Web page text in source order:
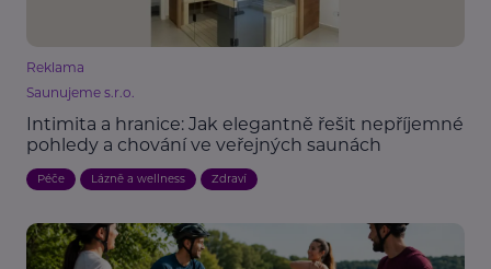
Reklama
Saunujeme s.r.o.
Intimita a hranice: Jak elegantně řešit nepříjemné
pohledy a chování ve veřejných saunách
Péče Lázně a wellness Zdraví